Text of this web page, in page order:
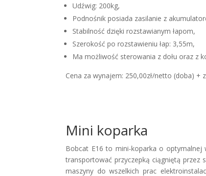
Udźwig: 200kg,
Podnośnik posiada zasilanie z
Stabilność dzięki rozstawianym łapom,
Szerokość po rozstawieniu łap: 3,55m,
Ma możliwość sterowania z dołu oraz z
Cena za wynajem: 250,00zł/netto (doba) +
Mini koparka
Bobcat E16 to mini-koparka o optymalnej
transportować przyczepką ciągniętą przez
maszyny do wszelkich prac